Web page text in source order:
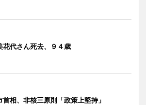
花代さん死去、９４歳
首相、非核三原則「政策上堅持」